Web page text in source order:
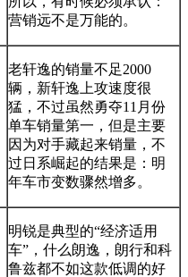
营销远不是万能的。
老轩逸的销量不足2000
辆，新轩逸上攻速度很
猛，不过虽然勇夺11月份
单车销量第一，但是主要
因为对手藏起来销量，不
过日系崛起的结果是：明
年车市变数骤然增多。
明锐是典型的“经济适用
车”，什么朗逸，朗行和科
鲁兹都不如这款低调的好